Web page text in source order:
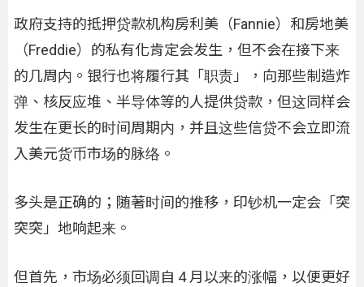
政府支持的抵押贷款机构房利美（Fannie）和房地美
（Freddie）的私有化肯定会发生，但不会在接下来
的几周内。银行也将履行其「职责」，向那些制造炸
弹、核反应堆、半导体等的人提供贷款，但这同样会
发生在更长的时间周期内，并且这些信贷不会立即流
入美元货币市场的脉络。
多头是正确的；随著时间的推移，印钞机一定会「突
突突」地响起来。
但首先，市场必须回调自 4 月以来的涨幅，以便更好